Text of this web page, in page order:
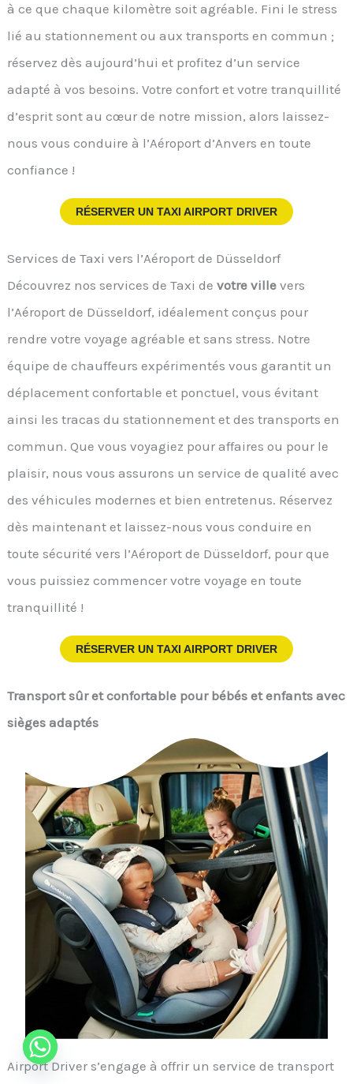
à ce que chaque kilomètre soit agréable. Fini le stress
lié au stationnement ou aux transports en commun ;
réservez dès aujourd’hui et profitez d’un service
adapté à vos besoins. Votre confort et votre tranquillité
d’esprit sont au cœur de notre mission, alors laissez-
nous vous conduire à l’Aéroport d’Anvers en toute
confiance !
RÉSERVER UN TAXI AIRPORT DRIVER
Services de Taxi vers l’Aéroport de Düsseldorf
Découvrez nos services de Taxi de votre ville vers
l’Aéroport de Düsseldorf, idéalement conçus pour
rendre votre voyage agréable et sans stress. Notre
équipe de chauffeurs expérimentés vous garantit un
déplacement confortable et ponctuel, vous évitant
ainsi les tracas du stationnement et des transports en
commun. Que vous voyagiez pour affaires ou pour le
plaisir, nous vous assurons un service de qualité avec
des véhicules modernes et bien entretenus. Réservez
dès maintenant et laissez-nous vous conduire en
toute sécurité vers l’Aéroport de Düsseldorf, pour que
vous puissiez commencer votre voyage en toute
tranquillité !
RÉSERVER UN TAXI AIRPORT DRIVER
Transport sûr et confortable pour bébés et enfants avec
sièges adaptés
Airport Driver s’engage à offrir un service de transport